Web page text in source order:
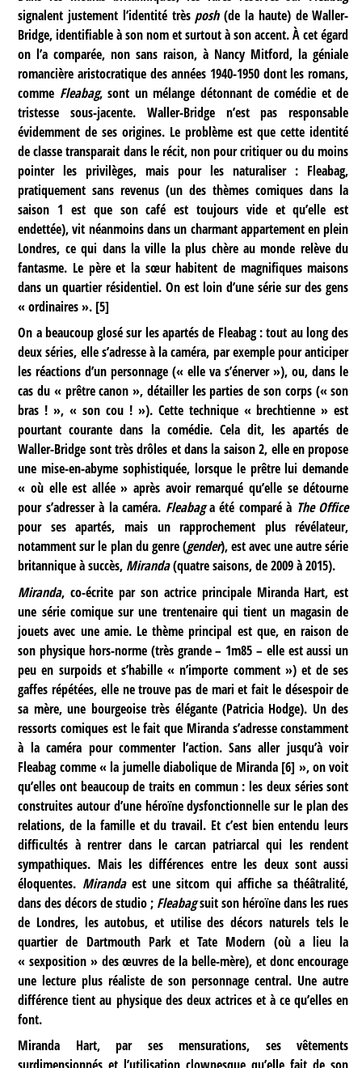
signalent justement l’identité très posh(de la haute) de Waller-
Bridge, identifiable à son nom et surtout à son accent. À cet égard
on l’a comparée, non sans raison, à Nancy Mitford, la géniale
romancière aristocratique des années 1940-1950 dont les romans,
comme Fleabag, sont un mélange détonnant de comédie et de
tristesse sous-jacente. Waller-Bridge n’est pas responsable
évidemment de ses origines. Le problème est que cette identité
de classe transparait dans le récit, non pour critiquer ou du moins
pointer les privilèges, mais pour les naturaliser : Fleabag,
pratiquement sans revenus (un des thèmes comiques dans la
saison 1 est que son café est toujours vide et qu’elle est
endettée), vit néanmoins dans un charmant appartement en plein
Londres, ce qui dans la ville la plus chère au monde relève du
fantasme. Le père et la sœur habitent de magnifiques maisons
dans un quartier résidentiel. On est loin d’une série sur des gens
« ordinaires ». [5]
On a beaucoup glosé sur les apartés de Fleabag : tout au long des
deux séries, elle s’adresse à la caméra, par exemple pour anticiper
les réactions d’un personnage (« elle va s’énerver »), ou, dans le
cas du « prêtre canon », détailler les parties de son corps (« son
bras ! », « son cou ! »). Cette technique « brechtienne » est
pourtant courante dans la comédie. Cela dit, les apartés de
Waller-Bridge sont très drôles et dans la saison 2, elle en propose
une mise-en-abyme sophistiquée, lorsque le prêtre lui demande
« où elle est allée » après avoir remarqué qu’elle se détourne
pour s’adresser à la caméra. Fleabaga été comparé à The Office
pour ses apartés, mais un rapprochement plus révélateur,
notamment sur le plan du genre (gender), est avec une autre série
britannique à succès, Miranda(quatre saisons, de 2009 à 2015).
Miranda, co-écrite par son actrice principale Miranda Hart, est
une série comique sur une trentenaire qui tient un magasin de
jouets avec une amie. Le thème principal est que, en raison de
son physique hors-norme (très grande – 1m85 – elle est aussi un
peu en surpoids et s’habille « n’importe comment ») et de ses
gaffes répétées, elle ne trouve pas de mari et fait le désespoir de
sa mère, une bourgeoise très élégante (Patricia Hodge). Un des
ressorts comiques est le fait que Miranda s’adresse constamment
à la caméra pour commenter l’action. Sans aller jusqu’à voir
Fleabag comme « la jumelle diabolique de Miranda[6] », on voit
qu’elles ont beaucoup de traits en commun : les deux séries sont
construites autour d’une héroïne dysfonctionnelle sur le plan des
relations, de la famille et du travail. Et c’est bien entendu leurs
difficultés à rentrer dans le carcan patriarcal qui les rendent
sympathiques. Mais les différences entre les deux sont aussi
éloquentes. Mirandaest une sitcom qui affiche sa théâtralité,
dans des décors de studio ; Fleabagsuit son héroïne dans les rues
de Londres, les autobus, et utilise des décors naturels tels le
quartier de Dartmouth Park et Tate Modern (où a lieu la
« sexposition » des œuvres de la belle-mère), et donc encourage
une lecture plus réaliste de son personnage central. Une autre
différence tient au physique des deux actrices et à ce qu’elles en
font.
Miranda Hart, par ses mensurations, ses vêtements